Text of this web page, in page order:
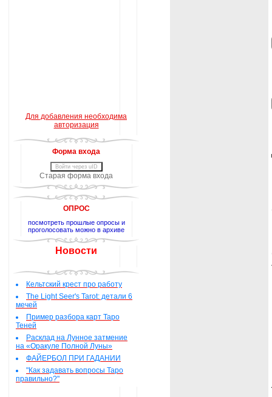
Для добавления необходима
авторизация
Форма входа
Войти через uID
Старая форма входа
ОПРОС
посмотреть прошлые опросы и
проголосовать можно в архиве
Новости
Кельтский крест про работу
The Light Seer's Tarot: детали 6
мечей
Пример разбора карт Таро
Теней
Расклад на Лунное затмение
на «Оракуле Полной Луны»
ФАЙЕРБОЛ ПРИ ГАДАНИИ
"Как задавать вопросы Таро
правильно?"